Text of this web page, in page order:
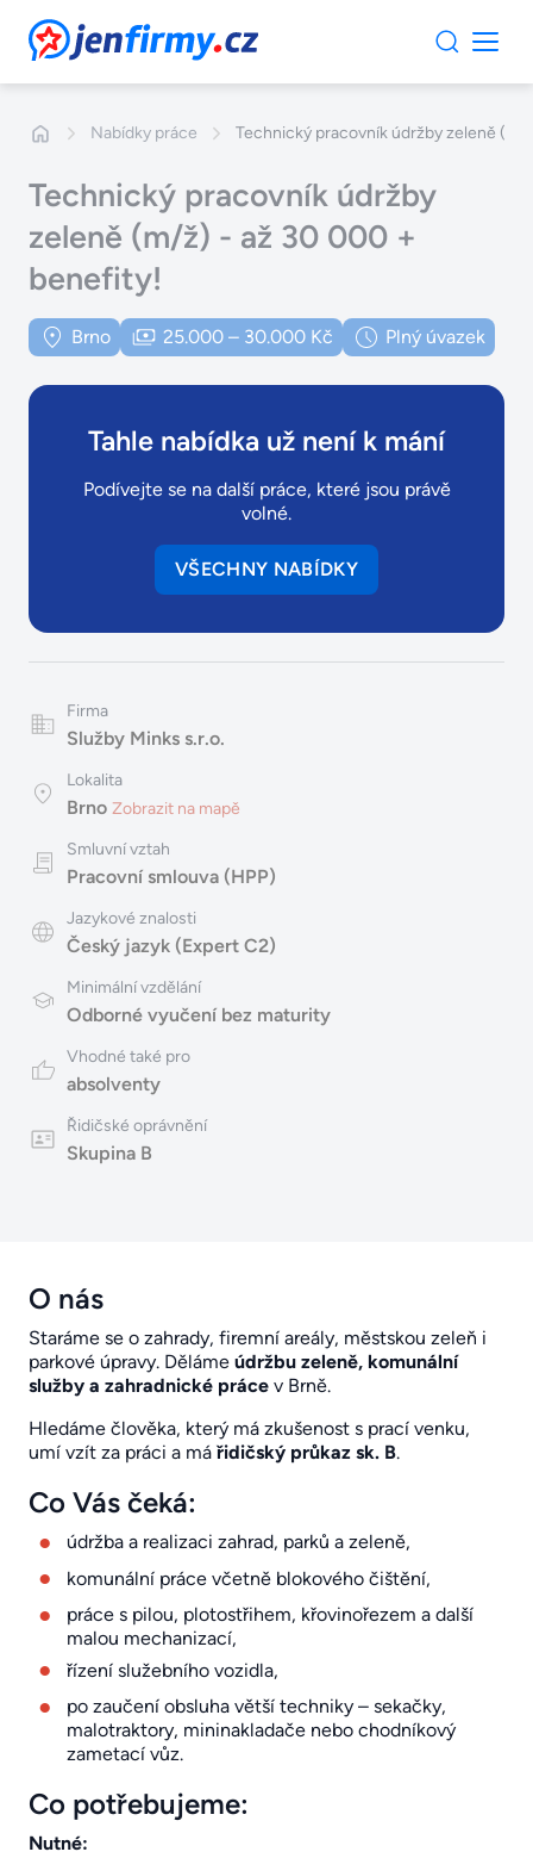
JenFirmy.cz
Nabídky práce Technický pracovník údržby zeleně
Technický pracovník údržby
zeleně (m/ž) - až 30 000 +
benefity!
Brno 25.000 – 30.000 Kč Plný úvazek
Tahle nabídka už není k mání
Podívejte se na další práce, které jsou právě
volné.
VŠECHNY NABÍDKY
Firma
Služby Minks s.r.o.
Lokalita
Brno Zobrazit na mapě
Smluvní vztah
Pracovní smlouva (HPP)
Jazykové znalosti
Český jazyk (Expert C2)
Minimální vzdělání
Odborné vyučení bez maturity
Vhodné také pro
absolventy
Řidičské oprávnění
Skupina B
O nás
Staráme se o zahrady, firemní areály, městskou zeleň i
parkové úpravy. Děláme údržbu zeleně, komunální
služby a zahradnické práce v Brně.
Hledáme člověka, který má zkušenost s prací venku,
umí vzít za práci a má řidičský průkaz sk. B.
Co Vás čeká:
údržba a realizaci zahrad, parků a zeleně,
komunální práce včetně blokového čištění,
práce s pilou, plotostřihem, křovinořezem a další
malou mechanizací,
řízení služebního vozidla,
po zaučení obsluha větší techniky – sekačky,
malotraktory, mininakladače nebo chodníkový
zametací vůz.
Co potřebujeme:
Nutné: